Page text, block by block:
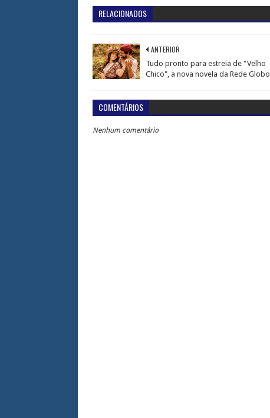
RELACIONADOS
ANTERIOR
Tudo pronto para estreia de "Velho
Chico", a nova novela da Rede Globo
COMENTÁRIOS
Nenhum comentário